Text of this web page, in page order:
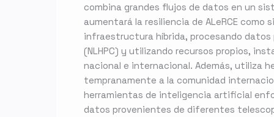
combina grandes flujos de datos en un
aumentará la resiliencia de ALeRCE
infraestructura híbrida, procesando datos
(NLHPC) y utilizando recursos propios,
nacional e internacional. Además, utiliza
tempranamente a la comunidad
herramientas de inteligencia artificial
datos provenientes de diferentes